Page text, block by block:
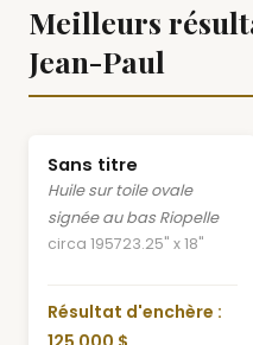
Meilleurs
Jean-Paul
Sans titre
Huile sur toile ovale
signée au bas Riopelle
circa 195723.25" x 18"
Résultat d'enchère :